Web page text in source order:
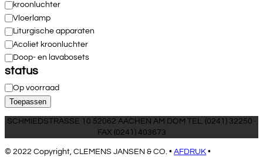
kroonluchter
Vloerlamp
Liturgische apparaten
Acoliet kroonluchter
Doop- en lavabosets
status
Toestand
Op voorraad
Toepassen
SCHMIEDSTRASSE 10 52062 AACHEN AM DOM TEL. (0241) 32250 ·
FAX (0241) 403673
© 2022 Copyright, CLEMENS JANSEN & CO. • AFDRUK •